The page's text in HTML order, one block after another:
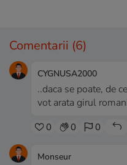
Comentarii (6)
CYGNUSA2000
..daca se poate, de
vot arata girul
0 0 0
Monseur